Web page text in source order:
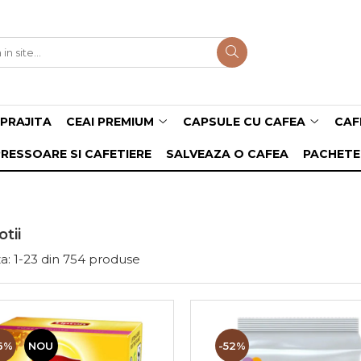
CEAI PREMIUM CAPSULE CU CAFEA
SI CAFETIERE SALVEAZA O CAFEA
1-23 din 754 produse
NOU -52%